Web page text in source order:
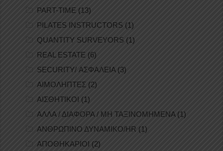
PART-TIME (13)
PILATES INSTRUCTORS (1)
QUANTITY SURVEYORS (1)
REAL ESTATE (6)
SECURITY/ ΑΣΦΑΛΕΙΑ(3)
ΑΙΜΟΛΗΠΤΕΣ (2)
ΑΙΣΘΗΤΙΚΟΙ (1)
ΑΛΛΑ / ΔΙΑΦΟΡΑ / ΜΗ ΤΑΞΙΝΟΜΗΜΕΝΑ(1)
ΑΝΘΡΩΠΙΝΟ ΔΥΝΑΜΙΚΟ/HR (1)
ΑΠΟΘΗΚΑΡΙΟΙ (2)